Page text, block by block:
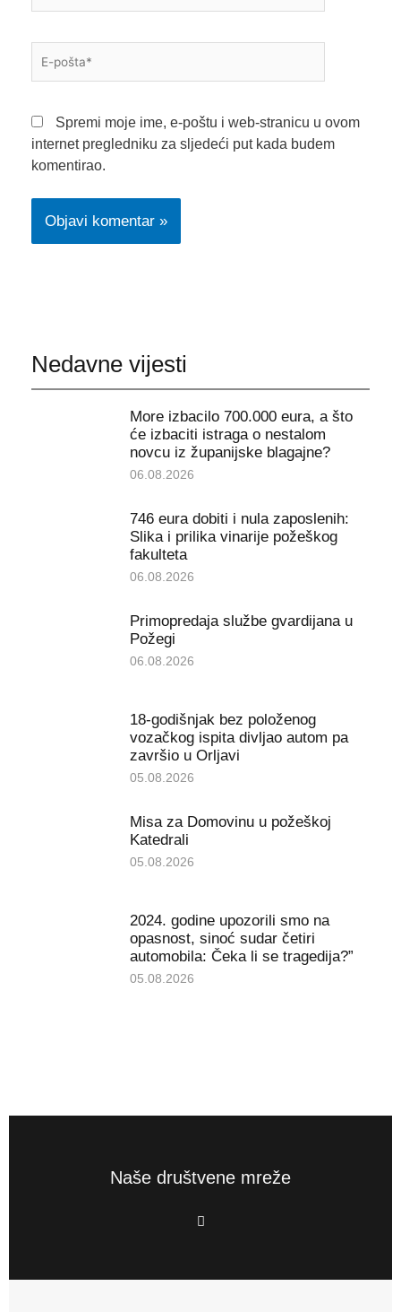
pošta*
Spremi moje ime, e-poštu i web-stranicu u ovom
internet pregledniku za sljedeći put kada budem
komentirao.
Nedavne vijesti
More izbacilo 700.000 eura, a što
će izbaciti istraga o nestalom
novcu iz županijske blagajne?
06.08.2026
746 eura dobiti i nula zaposlenih:
Slika i prilika vinarije požeškog
fakulteta
06.08.2026
Primopredaja službe gvardijana u
Požegi
06.08.2026
18-godišnjak bez položenog
vozačkog ispita divljao autom pa
završio u Orljavi
05.08.2026
Misa za Domovinu u požeškoj
Katedrali
05.08.2026
2024. godine upozorili smo na
opasnost, sinoć sudar četiri
automobila: Čeka li se tragedija?”
05.08.2026
Naše društvene mreže
F
a
o